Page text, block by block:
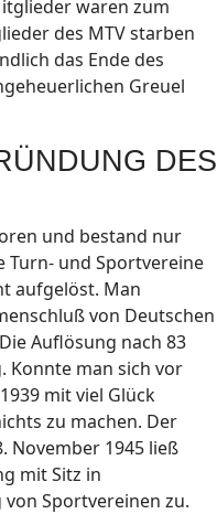
waren zum
des MTV starben
das Ende des
Greuel
DES
und bestand nur
Turn- und Sportvereine
aufgelöst. Man
von Deutschen
Auflösung nach 83
Konnte man sich vor
mit viel Glück
zu machen. Der
November 1945 ließ
mit Sitz in
Sportvereinen zu.